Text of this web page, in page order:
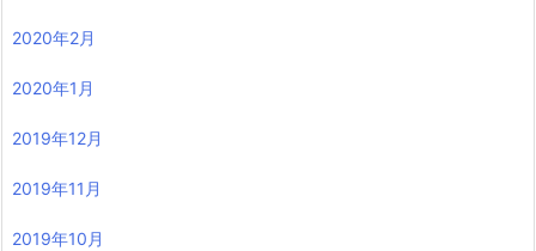
2020年2月
2020年1月
2019年12月
2019年11月
2019年10月